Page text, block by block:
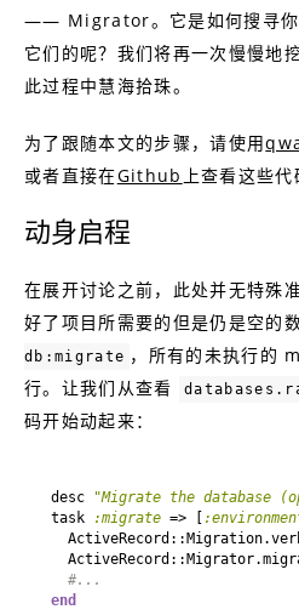
—— Migrator。它是如何搜寻
它们的呢？我们将再一次慢慢地
此过程中慧海拾珠。
为了跟随本文的步骤，请使用
或者直接在Github 上查看这些代
动身启程
在展开讨论之前，此处并无特殊
好了项目所需要的但是仍是空的
db:migrate ，所有的未执行的
行。让我们从查看
码开始动起来：
desc
"Migrate the database
task
:migrate => [
#...
end